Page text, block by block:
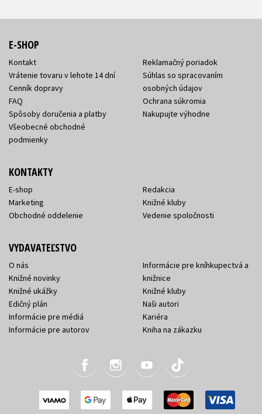
E-SHOP
Kontakt
Vrátenie tovaru v lehote 14 dní
Cenník dopravy
FAQ
Spôsoby doručenia a platby
Všeobecné obchodné
podmienky
Reklamačný poriadok
Súhlas so spracovaním
osobných údajov
Ochrana súkromia
Nakupujte výhodne
KONTAKTY
E-shop
Marketing
Obchodné oddelenie
Redakcia
Knižné kluby
Vedenie spoločnosti
VYDAVATEĽSTVO
O nás
Knižné novinky
Knižné ukážky
Edičný plán
Informácie pre médiá
Informácie pre autorov
Informácie pre kníhkupectvá a
knižnice
Knižné kluby
Naši autori
Kariéra
Kniha na zákazku